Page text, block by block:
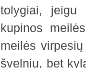
tolygiai, jeigu
kupinos
meilės
švelniu, bet